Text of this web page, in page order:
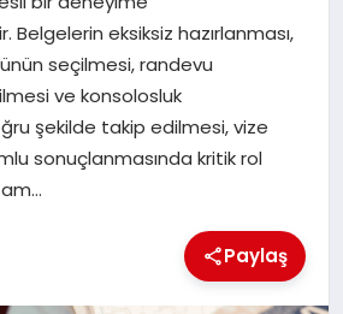
eksiksiz hazırlanması,
seçilmesi, randevu
ve konsolosluk
şekilde takip edilmesi, vize
sonuçlanmasında kritik rol
Paylaş